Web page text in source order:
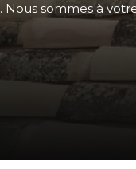
. Nous sommes à